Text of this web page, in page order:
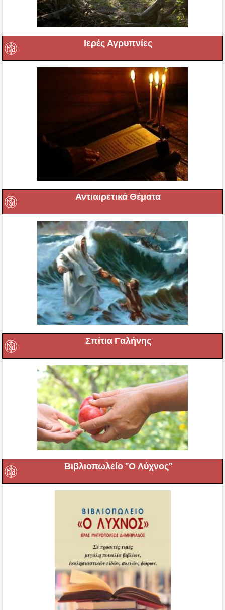
Ιερές Αγρυπνίες
Αντιαιρετικά Θέματα
Σπίτια Γαλήνης
Βιβλιοπωλείο ”Ο Λύχνος”